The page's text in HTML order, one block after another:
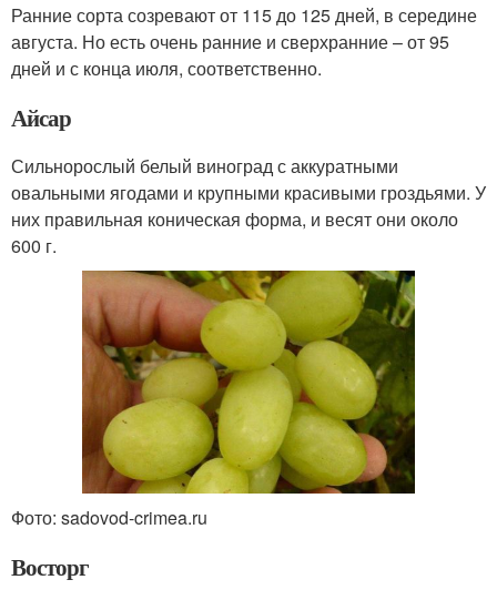
Ранние сорта созревают от 115 до 125 дней, в середине
августа. Но есть очень ранние и сверхранние – от 95
дней и с конца июля, соответственно.
Айсар
Сильнорослый белый виноград с аккуратными
овальными ягодами и крупными красивыми гроздьями. У
них правильная коническая форма, и весят они около
600 г.
Фото: sadovod-crimea.ru
Восторг